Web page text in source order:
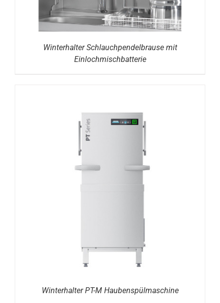
Winterhalter Schlauchpendelbrause mit
Einlochmischbatterie
Winterhalter PT-M Haubenspülmaschine